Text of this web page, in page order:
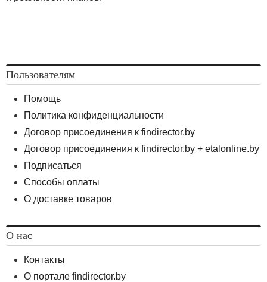
Пользователям
Помощь
Политика конфиденциальности
Договор присоединения к findirector.by
Договор присоединения к findirector.by + etalonline.by
Подписаться
Способы оплаты
О доставке товаров
О нас
Контакты
О портале findirector.by